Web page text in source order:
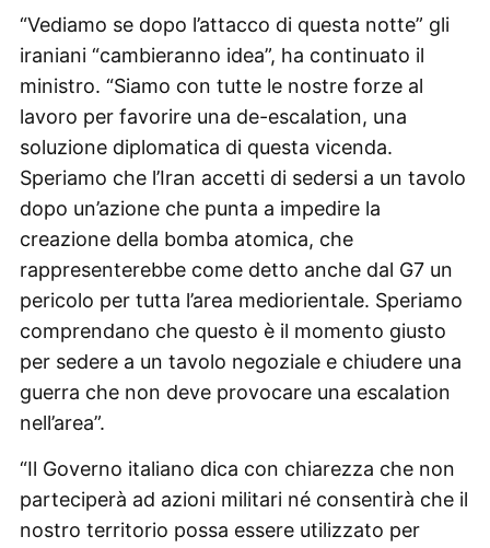
“Vediamo se dopo l’attacco di questa notte” gli
iraniani “cambieranno idea”, ha continuato il
ministro. “Siamo con tutte le nostre forze al
lavoro per favorire una de-escalation, una
soluzione diplomatica di questa vicenda.
Speriamo che l’Iran accetti di sedersi a un tavolo
dopo un’azione che punta a impedire la
creazione della bomba atomica, che
rappresenterebbe come detto anche dal G7 un
pericolo per tutta l’area mediorientale. Speriamo
comprendano che questo è il momento giusto
per sedere a un tavolo negoziale e chiudere una
guerra che non deve provocare una escalation
nell’area”.
“Il Governo italiano dica con chiarezza che non
parteciperà ad azioni militari né consentirà che il
nostro territorio possa essere utilizzato per